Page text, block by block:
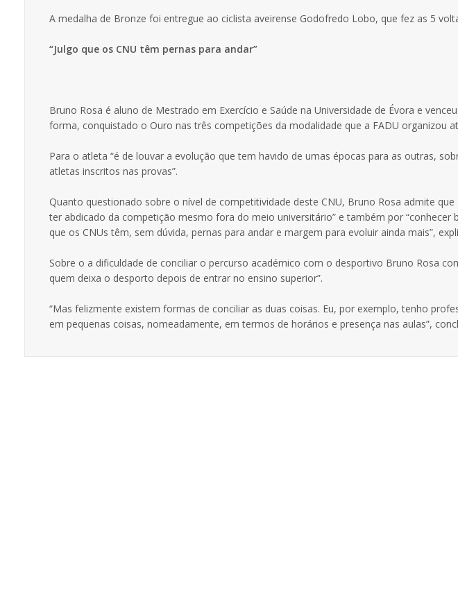
A medalha de Bronze foi entregue ao ciclista aveirense Godofredo Lobo, que fez as 5
“Julgo que os CNU têm pernas para andar”
Bruno Rosa é aluno de Mestrado em Exercício e Saúde na Universidade de Évora e
forma, conquistado o Ouro nas três competições da modalidade que a FADU organizou
Para o atleta “é de louvar a evolução que tem havido de umas épocas para as outras,
atletas inscritos nas provas”.
Quanto questionado sobre o nível de competitividade deste CNU, Bruno Rosa admite
ter abdicado da competição mesmo fora do meio universitário” e também por “conhecer
que os CNUs têm, sem dúvida, pernas para andar e margem para evoluir ainda mais”,
Sobre o a dificuldade de conciliar o percurso académico com o desportivo Bruno Rosa
quem deixa o desporto depois de entrar no ensino superior”.
“Mas felizmente existem formas de conciliar as duas coisas. Eu, por exemplo, tenho
em pequenas coisas, nomeadamente, em termos de horários e presença nas aulas”,